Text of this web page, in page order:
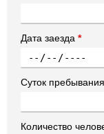
Дата заезда *
Суток пребывания
Количество